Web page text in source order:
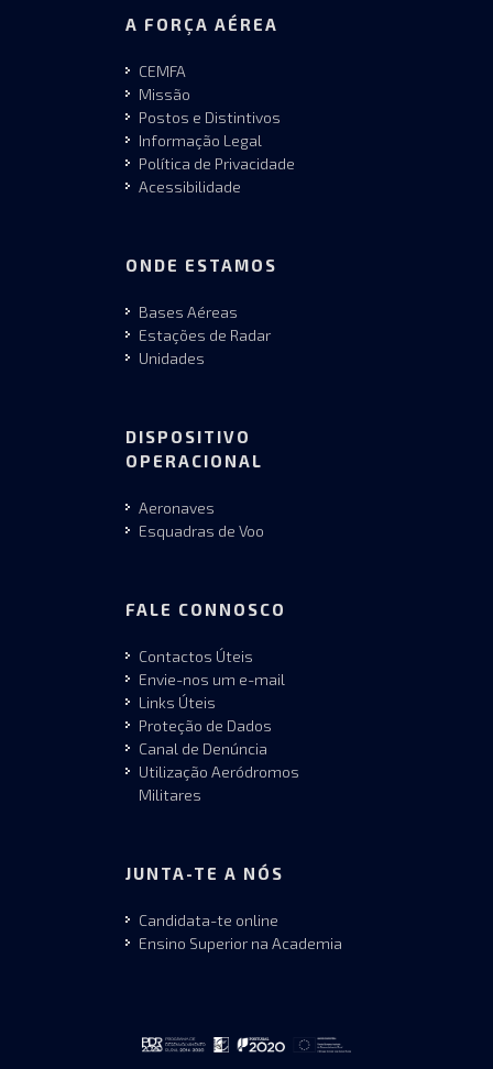
A FORÇA AÉREA
CEMFA
Missão
Postos e Distintivos
Informação Legal
Política de Privacidade
Acessibilidade
ONDE ESTAMOS
Bases Aéreas
Estações de Radar
Unidades
DISPOSITIVO
OPERACIONAL
Aeronaves
Esquadras de Voo
FALE CONNOSCO
Contactos Úteis
Envie-nos um e-mail
Links Úteis
Proteção de Dados
Canal de Denúncia
Utilização Aeródromos
Militares
JUNTA-TE A NÓS
Candidata-te online
Ensino Superior na Academia